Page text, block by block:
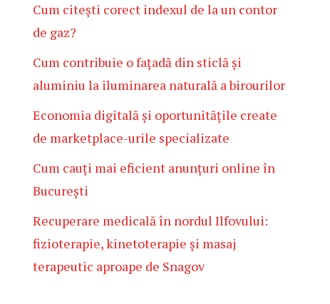
Cum citești corect indexul de la un contor
de gaz?
Cum contribuie o fațadă din sticlă și
aluminiu la iluminarea naturală a birourilor
Economia digitală și oportunitățile create
de marketplace-urile specializate
Cum cauți mai eficient anunțuri online în
București
Recuperare medicală în nordul Ilfovului:
fizioterapie, kinetoterapie și masaj
terapeutic aproape de Snagov